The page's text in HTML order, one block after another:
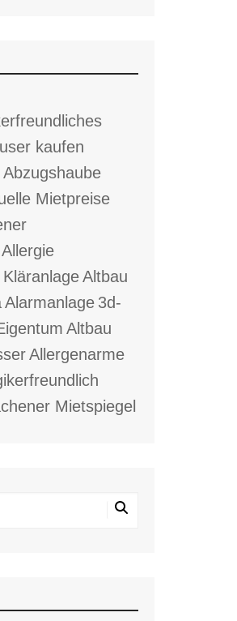
kaufen
Abzugshaube
Mietpreise
Allergie
Altbau
Alarmanlage 3d-
Altbau
Allergenarme
Mietspiegel